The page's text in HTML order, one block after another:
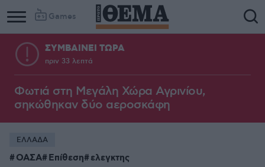
Games
ΣΥΜΒΑΙΝΕΙ ΤΩΡΑ
πριν 33 λεπτά
Φωτιά στη Μεγάλη Χώρα Αγρινίου,
σηκώθηκαν δύο αεροσκάφη
ΕΛΛΑΔΑ
ΟΑΣΑ Επίθεση ελεγκτης